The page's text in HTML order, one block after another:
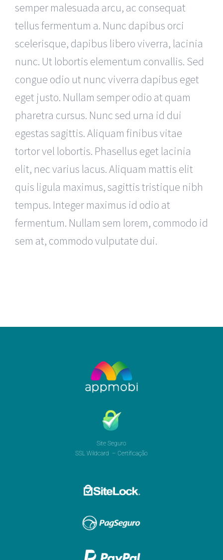
semper malesuada arcu, ac consequat
tellus fermentum a. Nunc dapibus orci
scelerisque, dapibus libero viverra, lacinia
nunc. Ut lobortis elementum convallis. Sed
congue odio ut nunc viverra dapibus eget
eget justo. Nullam semper odio at quam
pharetra cursus. Nunc sed urna id dui
egestas sagittis. Aliquam finibus vitae
tortor vel lobortis. Phasellus eget lacinia
elit, nec varius lacus. Aliquam mattis elit
quis ligula maximus, sagittis tristique nibh
tempus. Integer maximus id odio at
fermentum. Nullam sem lorem, commodo id
sem at, commodo vulputate dui.
Site Seguro
SSL Wildcard – Certificação